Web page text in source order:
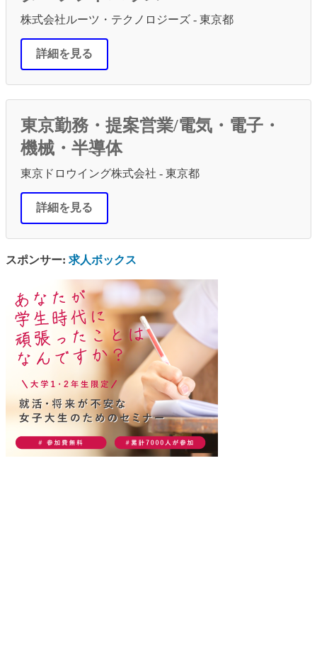
株式会社ルーツ・テクノロジーズ - 東京都
詳細を見る
東京勤務・提案営業/電気・電子・
機械・半導体
東京ドロウイング株式会社 - 東京都
詳細を見る
スポンサー: 求人ボックス